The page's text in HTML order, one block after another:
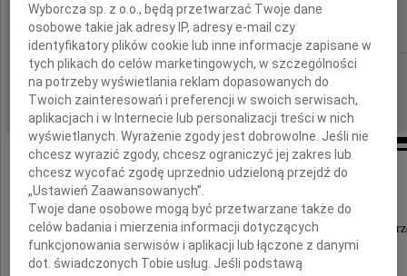
IMIĘ I NAZWISKO: Jerzy Myrdzik
REGION: Lublin
DATA EMISJI: 23.11.2010
Wszystkim, którzy uczestniczyli w uroczystościach
Wyborcza sp. z o.o., będą przetwarzać Twoje dane
osobowe takie jak adresy IP, adresy e-mail czy
identyfikatory plików cookie lub inne informacje zapisane w
tych plikach do celów marketingowych, w szczególności
na potrzeby wyświetlania reklam dopasowanych do
Twoich zainteresowań i preferencji w swoich serwisach,
aplikacjach i w Internecie lub personalizacji treści w nich
wyświetlanych. Wyrażenie zgody jest dobrowolne. Jeśli nie
chcesz wyrazić zgody, chcesz ograniczyć jej zakres lub
chcesz wycofać zgodę uprzednio udzieloną przejdź do
„Ustawień Zaawansowanych”.
Twoje dane osobowe mogą być przetwarzane także do
celów badania i mierzenia informacji dotyczących
funkcjonowania serwisów i aplikacji lub łączone z danymi
dot. świadczonych Tobie usług. Jeśli podstawą